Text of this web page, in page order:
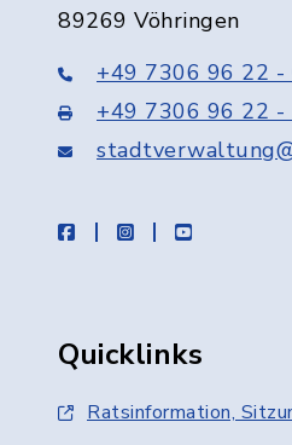
89269 Vöhringen
+49 7306 96 22 -
+49 7306 96 22 -
facebookinstagramyoutube
Quicklinks
Ratsinformation,